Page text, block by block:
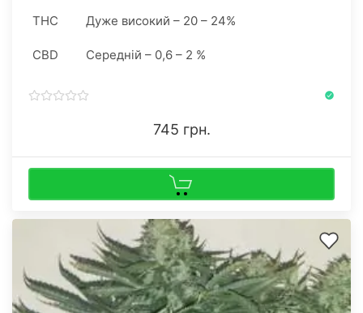
відкритих грядках і в оранжереях.
THC Дуже високий – 20 – 24%
CBD Середній – 0,6 – 2 %
745 грн.